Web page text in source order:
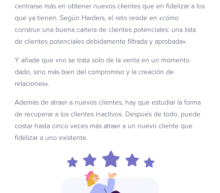
centrarse más en obtener nuevos clientes que en fidelizar a los
que ya tienen. Según Harders, el reto reside en «cómo
construir una buena cartera de clientes potenciales: una lista
de clientes potenciales debidamente filtrada y aprobada».
Y añade que «no se trata solo de la venta en un momento
dado, sino más bien del compromiso y la creación de
relaciones».
Además de atraer a nuevos clientes, hay que estudiar la forma
de recuperar a los clientes inactivos. Después de todo, puede
costar hasta cinco veces más atraer a un nuevo cliente que
fidelizar a uno existente.